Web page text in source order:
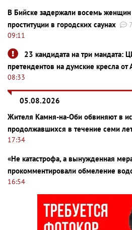
В Бийске задержали восемь женщин
проституции в городских саунах
7
09:11
23 кандидата на три мандата:
претендентов на думские кресла от
08:33
05.08.2026
Жителя Камня-на-Оби обвиняют в
продолжавшихся в течение семи
17:34
«Не катастрофа, а вынужденная
прокомментировали обмеление
16:54